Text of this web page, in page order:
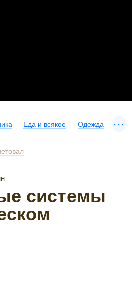
Еда и всякое Одежда ...
системы